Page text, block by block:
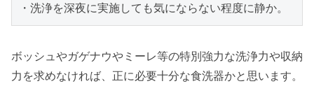
・洗浄を深夜に実施しても気にならない程度に静か。
ボッシュやガゲナウやミーレ等の特別強力な洗浄力や収納
力を求めなければ、正に必要十分な食洗器かと思います。